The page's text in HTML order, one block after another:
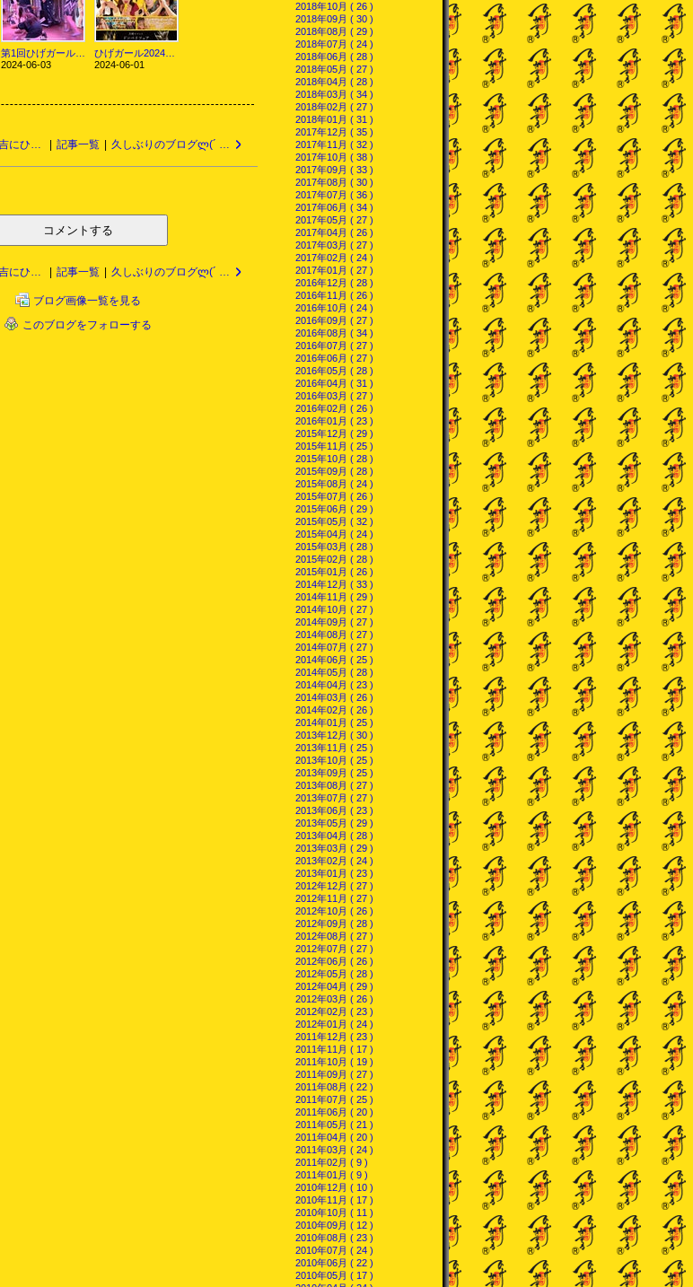
2024-06-03
2024-06-01
TBSジロジロ有吉にひげガールが登場しております。 記事一覧 久しぶりのブログლ(´ ❥ `ლ)
コメントする
TBSジロジロ有吉にひげガールが登場しております。 記事一覧 久しぶりのブログლ(´ ❥ `ლ)
ブログ画像一覧を見る
このブログをフォローする
2018年10月 ( 26 )
2018年09月 ( 30 )
2018年08月 ( 29 )
2018年07月 ( 24 )
2018年06月 ( 28 )
2018年05月 ( 27 )
2018年04月 ( 28 )
2018年03月 ( 34 )
2018年02月 ( 27 )
2018年01月 ( 31 )
2017年12月 ( 35 )
2017年11月 ( 32 )
2017年10月 ( 38 )
2017年09月 ( 33 )
2017年08月 ( 30 )
2017年07月 ( 36 )
2017年06月 ( 34 )
2017年05月 ( 27 )
2017年04月 ( 26 )
2017年03月 ( 27 )
2017年02月 ( 24 )
2017年01月 ( 27 )
2016年12月 ( 28 )
2016年11月 ( 26 )
2016年10月 ( 24 )
2016年09月 ( 27 )
2016年08月 ( 34 )
2016年07月 ( 27 )
2016年06月 ( 27 )
2016年05月 ( 28 )
2016年04月 ( 31 )
2016年03月 ( 27 )
2016年02月 ( 26 )
2016年01月 ( 23 )
2015年12月 ( 29 )
2015年11月 ( 25 )
2015年10月 ( 28 )
2015年09月 ( 28 )
2015年08月 ( 24 )
2015年07月 ( 26 )
2015年06月 ( 29 )
2015年05月 ( 32 )
2015年04月 ( 24 )
2015年03月 ( 28 )
2015年02月 ( 28 )
2015年01月 ( 26 )
2014年12月 ( 33 )
2014年11月 ( 29 )
2014年10月 ( 27 )
2014年09月 ( 27 )
2014年08月 ( 27 )
2014年07月 ( 27 )
2014年06月 ( 25 )
2014年05月 ( 28 )
2014年04月 ( 23 )
2014年03月 ( 26 )
2014年02月 ( 26 )
2014年01月 ( 25 )
2013年12月 ( 30 )
2013年11月 ( 25 )
2013年10月 ( 25 )
2013年09月 ( 25 )
2013年08月 ( 27 )
2013年07月 ( 27 )
2013年06月 ( 23 )
2013年05月 ( 29 )
2013年04月 ( 28 )
2013年03月 ( 29 )
2013年02月 ( 24 )
2013年01月 ( 23 )
2012年12月 ( 27 )
2012年11月 ( 27 )
2012年10月 ( 26 )
2012年09月 ( 28 )
2012年08月 ( 27 )
2012年07月 ( 27 )
2012年06月 ( 26 )
2012年05月 ( 28 )
2012年04月 ( 29 )
2012年03月 ( 26 )
2012年02月 ( 23 )
2012年01月 ( 24 )
2011年12月 ( 23 )
2011年11月 ( 17 )
2011年10月 ( 19 )
2011年09月 ( 27 )
2011年08月 ( 22 )
2011年07月 ( 25 )
2011年06月 ( 20 )
2011年05月 ( 21 )
2011年04月 ( 20 )
2011年03月 ( 24 )
2011年02月 ( 9 )
2011年01月 ( 9 )
2010年12月 ( 10 )
2010年11月 ( 17 )
2010年10月 ( 11 )
2010年09月 ( 12 )
2010年08月 ( 23 )
2010年07月 ( 24 )
2010年06月 ( 22 )
2010年05月 ( 17 )